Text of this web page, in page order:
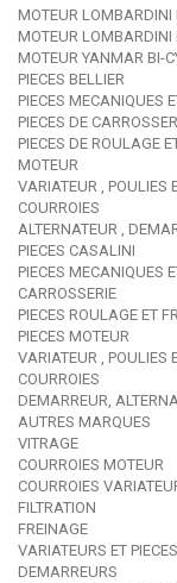
MOTEUR LOMBARDINI
MOTEUR LOMBARDINI
MOTEUR YANMAR BI-
PIECES BELLIER
PIECES MECANIQUES
PIECES DE
PIECES DE ROULAGE
MOTEUR
VARIATEUR , POULIES
COURROIES
ALTERNATEUR ,
PIECES CASALINI
PIECES MECANIQUES
CARROSSERIE
PIECES ROULAGE ET
PIECES MOTEUR
VARIATEUR , POULIES
COURROIES
DEMARREUR,
AUTRES MARQUES
VITRAGE
COURROIES MOTEUR
COURROIES
FILTRATION
FREINAGE
VARIATEURS ET PIECES
DEMARREURS